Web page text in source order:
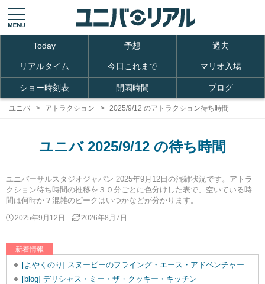
Today 予想 過去
リアルタイム 今日これまで マリオ入場
ショー時刻表 開園時間 ブログ
ユニバ アトラクション 2025/9/12 のアトラクション待ち時間
ユニバ 2025/9/12 の待ち時間
ユニバーサルスタジオジャパン 2025年9月12日の混雑状況です。アトラ
クション待ち時間の推移を３０分ごとに色分けした表で、空いている時
間は何時か？混雑のピークはいつかなどが分かります。
2025年9月12日 2026年8月7日
新着情報
[よやくのり] スヌーピーのフライング・エース・アドベンチャーを追加しました。
[blog] デリシャス・ミー・ザ・クッキー・キッチン